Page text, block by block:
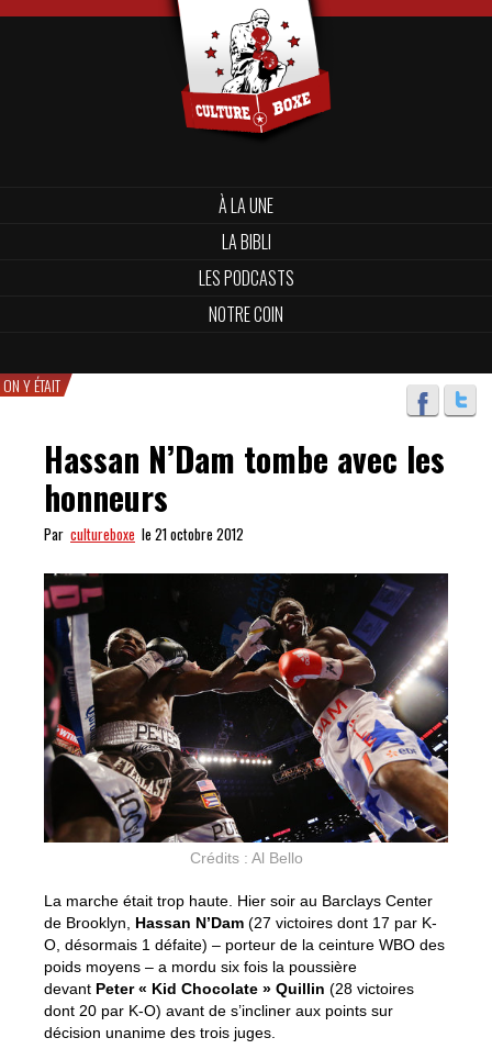
À LA UNE
LA BIBLI
LES PODCASTS
NOTRE COIN
ON Y ÉTAIT
Hassan N’Dam tombe avec les
honneurs
Par cultureboxe le 21 octobre 2012
Crédits : Al Bello
La marche était trop haute. Hier soir au Barclays Center
de Brooklyn, Hassan N’Dam (27 victoires dont 17 par K-
O, désormais 1 défaite) – porteur de la ceinture WBO des
poids moyens – a mordu six fois la poussière
devant Peter « Kid Chocolate » Quillin (28 victoires
dont 20 par K-O) avant de s’incliner aux points sur
décision unanime des trois juges.